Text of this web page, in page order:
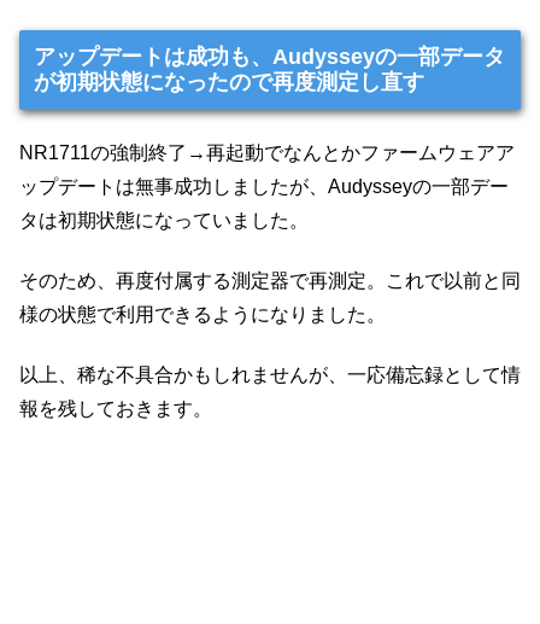
アップデートは成功も、Audysseyの一部データ
が初期状態になったので再度測定し直す
NR1711の強制終了→再起動でなんとかファームウェアア
ップデートは無事成功しましたが、Audysseyの一部デー
タは初期状態になっていました。
そのため、再度付属する測定器で再測定。これで以前と同
様の状態で利用できるようになりました。
以上、稀な不具合かもしれませんが、一応備忘録として情
報を残しておきます。